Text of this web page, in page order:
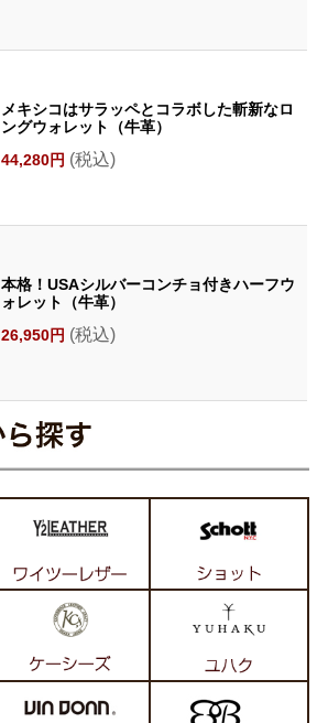
メキシコはサラッペとコラボした斬新なロ
ングウォレット（牛革）
44,280円 (税込)
本格！USAシルバーコンチョ付きハーフウ
ォレット（牛革）
26,950円 (税込)